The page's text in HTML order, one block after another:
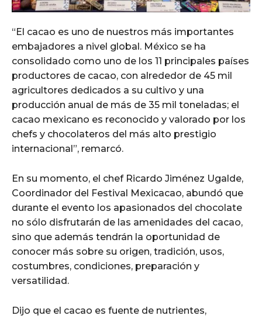
“El cacao es uno de nuestros más importantes
embajadores a nivel global. México se ha
consolidado como uno de los 11 principales países
productores de cacao, con alrededor de 45 mil
agricultores dedicados a su cultivo y una
producción anual de más de 35 mil toneladas; el
cacao mexicano es reconocido y valorado por los
chefs y chocolateros del más alto prestigio
internacional”, remarcó.
En su momento, el chef Ricardo Jiménez Ugalde,
Coordinador del Festival Mexicacao, abundó que
durante el evento los apasionados del chocolate
no sólo disfrutarán de las amenidades del cacao,
sino que además tendrán la oportunidad de
conocer más sobre su origen, tradición, usos,
costumbres, condiciones, preparación y
versatilidad.
Dijo que el cacao es fuente de nutrientes,